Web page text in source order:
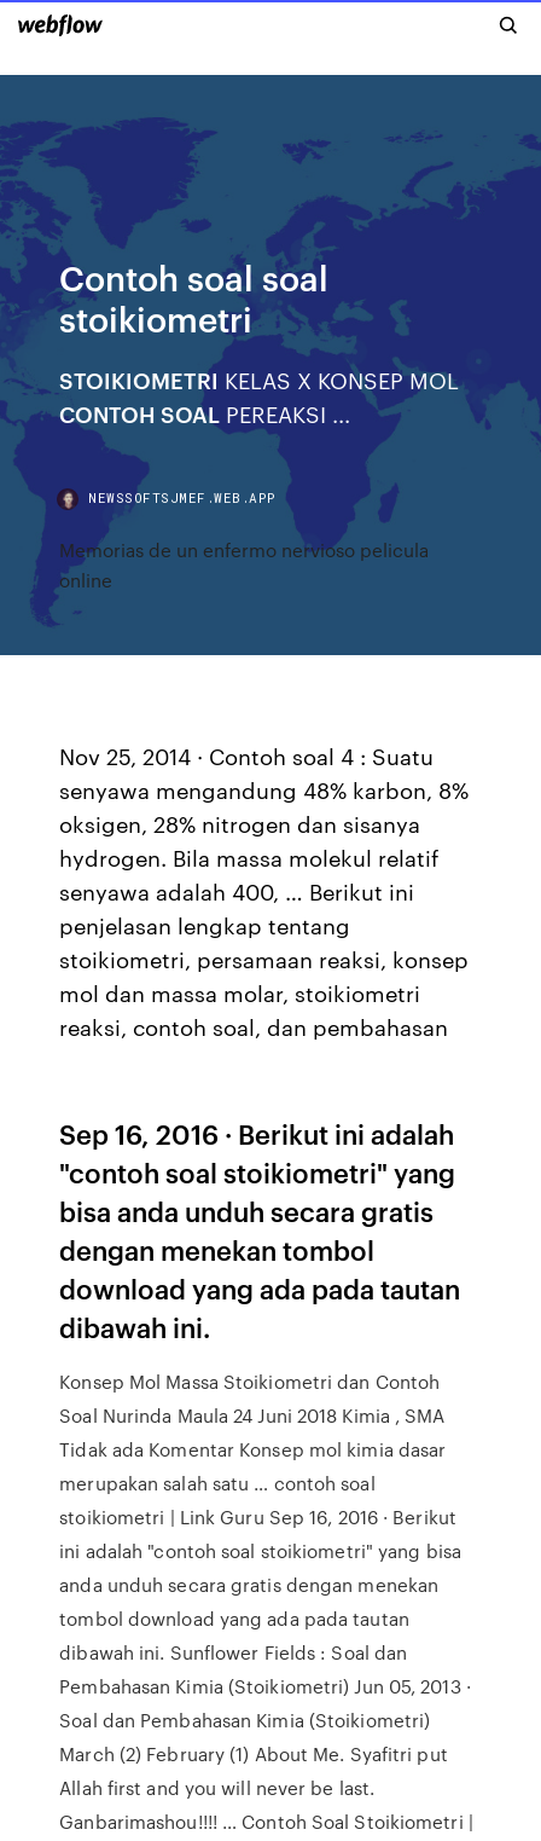
Contoh soal soal
stoikiometri
STOIKIOMETRI KELAS X KONSEP MOL
CONTOH SOAL PEREAKSI ...
NEWSSOFTSJMEF.WEB.APP
Memorias de un enfermo nervioso pelicula
online
Nov 25, 2014 · Contoh soal 4 : Suatu
senyawa mengandung 48% karbon, 8%
oksigen, 28% nitrogen dan sisanya
hydrogen. Bila massa molekul relatif
senyawa adalah 400, … Berikut ini
penjelasan lengkap tentang
stoikiometri, persamaan reaksi, konsep
mol dan massa molar, stoikiometri
reaksi, contoh soal, dan pembahasan
Sep 16, 2016 · Berikut ini adalah
"contoh soal stoikiometri" yang
bisa anda unduh secara gratis
dengan menekan tombol
download yang ada pada tautan
dibawah ini.
Konsep Mol Massa Stoikiometri dan Contoh
Soal Nurinda Maula 24 Juni 2018 Kimia , SMA
Tidak ada Komentar Konsep mol kimia dasar
merupakan salah satu … contoh soal
stoikiometri | Link Guru Sep 16, 2016 · Berikut
ini adalah "contoh soal stoikiometri" yang bisa
anda unduh secara gratis dengan menekan
tombol download yang ada pada tautan
dibawah ini. Sunflower Fields : Soal dan
Pembahasan Kimia (Stoikiometri) Jun 05, 2013 ·
Soal dan Pembahasan Kimia (Stoikiometri)
March (2) February (1) About Me. Syafitri put
Allah first and you will never be last.
Ganbarimashou!!!! … Contoh Soal Stoikiometri |